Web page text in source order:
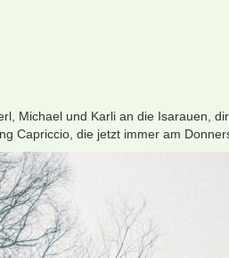
Michael und Karli an die Isarauen,
Capriccio, die jetzt immer am